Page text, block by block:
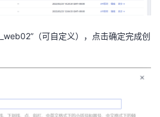
”（可自定义），点击确定完成创